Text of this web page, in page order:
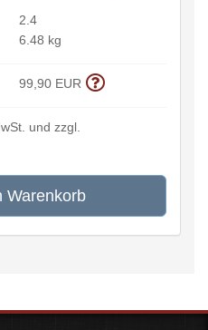
2.4
6.48 kg
99,90 EUR
und zzgl.
Warenkorb